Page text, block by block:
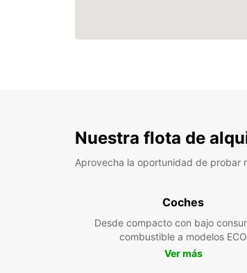
Nuestra flota de
Aprovecha la oportunidad de probar
Coches
Desde compacto con bajo
combustible a modelos ECO
Ver más